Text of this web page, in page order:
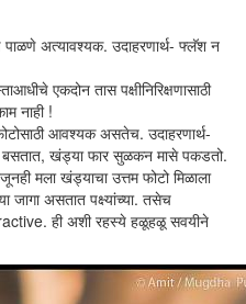
अत्यावश्यक. उदाहरणार्थ- फ्लॅश न
एकदोन तास पक्षीनिरिक्षणासाठी
नाही !
आवश्यक असतेच. उदाहरणार्थ-
बसतात, खंड्या फार सुळकन मासे पकडतो.
मला खंड्याचा उत्तम फोटो मिळाला
जागा असतात पक्ष्यांच्या. तसेच
ही अशी रहस्ये हळूहळू सवयीने